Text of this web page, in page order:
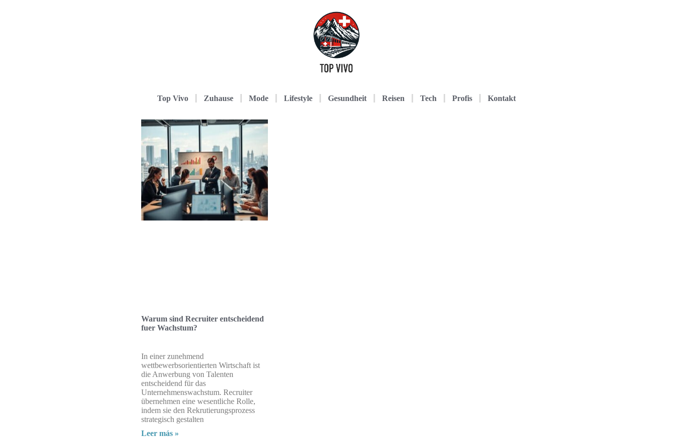
Top Vivo Zuhause Mode Lifestyle Gesundheit Reisen Tech Profis Kontakt
Warum sind Recruiter entscheidend
fuer Wachstum?
In einer zunehmend
wettbewerbsorientierten Wirtschaft ist
die Anwerbung von Talenten
entscheidend für das
Unternehmenswachstum. Recruiter
übernehmen eine wesentliche Rolle,
indem sie den Rekrutierungsprozess
strategisch gestalten
Leer más »